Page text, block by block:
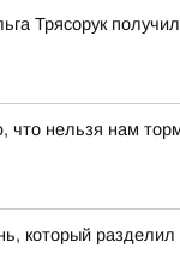
Трясорук
что нельзя нам
который